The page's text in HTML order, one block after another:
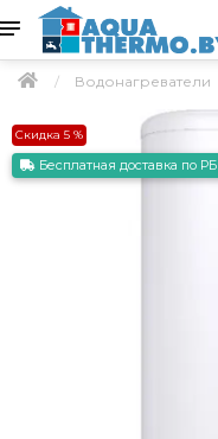
Водонагреватели
Скидка 5 %
Бесплатная доставка по РБ